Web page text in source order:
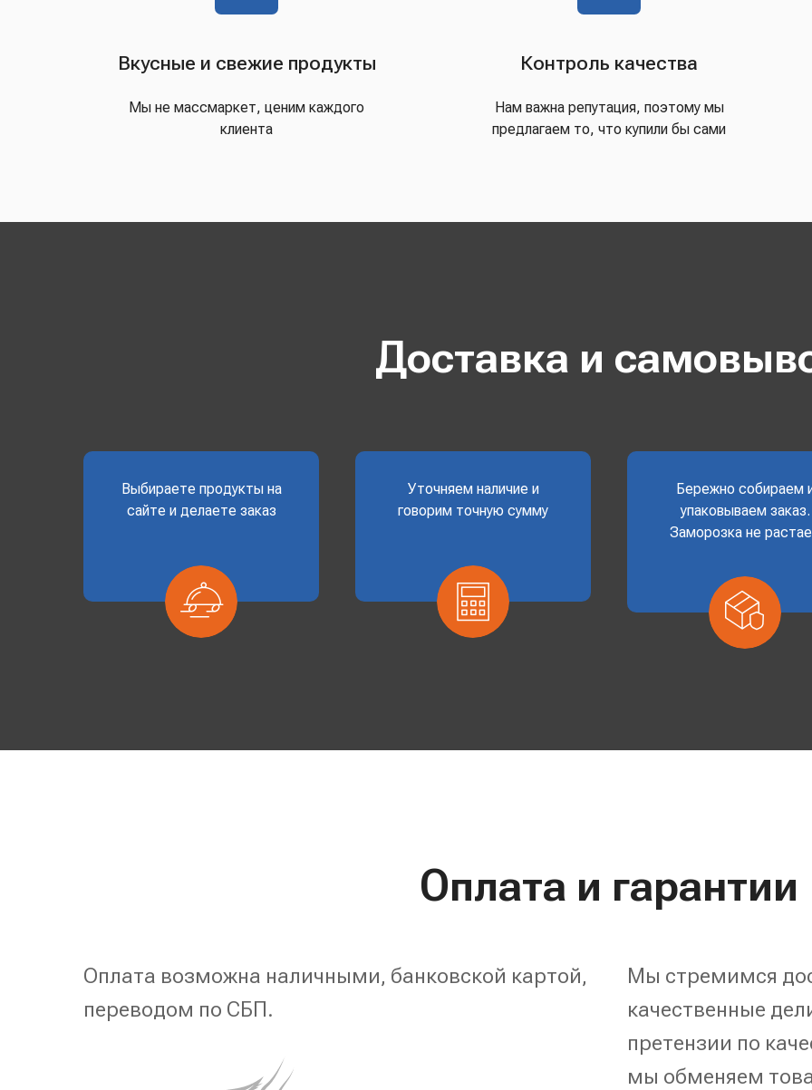
Вкусные и свежие продукты
Мы не массмаркет, ценим каждого
клиента
Контроль качества
Нам важна репутация, поэтому мы
предлагаем то, что купили бы сами
Доставка и
Выбираете продукты на
сайте и делаете заказ
Уточняем наличие и
говорим точную сумму
Бережно собираем
упаковываем заказ.
Заморозка не
Оплата и гарантии
Оплата возможна наличными, банковской картой,
переводом по СБП.
Мы стремимся
качественные
претензии по
мы обменяем